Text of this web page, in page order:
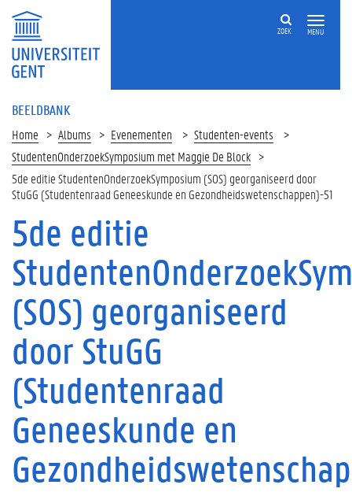
MENU
ZOEK
BEELDBANK
Home Albums Evenementen
Studenten-events
StudentenOnderzoekSymposium met Maggie De Block
5de editie StudentenOnderzoekSymposium (SOS) georganiseerd door
StuGG (Studentenraad Geneeskunde en Gezondheidswetenschappen)-51
5de editie
(SOS) georganiseerd
door StuGG
(Studentenraad
Geneeskunde en